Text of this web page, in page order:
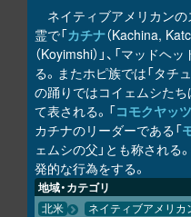
ネイティブアメリカン
霊で「カチナ（Kachina,
（Koyimshi）」、「マッドヘ
る。またホピ族では「タチ
の踊りではコイェムシた
て表される。「コモクヤッ
カチナのリーダーである「
ェムシの父」とも称され
発的な行為をする。
地域・カテゴリ
北米 ネイティブアメリカ